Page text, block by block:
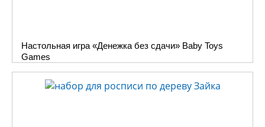
мы снабдили игры подробным описанием, чтобы вам легче было
ориентироваться в выборе.
Настольная игра «Денежка без сдачи» Baby Toys
Gаmes